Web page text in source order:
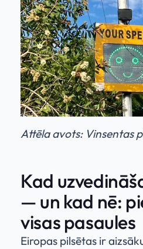
Attēla avots: Vinsentas
Kad
— un kad nē:
visas pasaules
Eiropas pilsētas ir